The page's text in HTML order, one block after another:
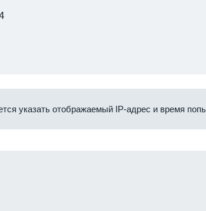
указать отображаемый IP-адрес и время